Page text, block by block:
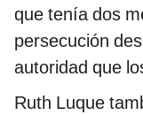
que tenía dos
persecución
autoridad que
Ruth Luque